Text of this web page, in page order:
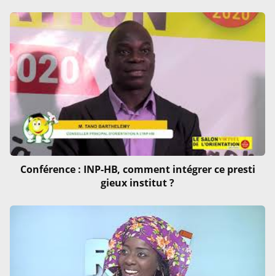
Conférence : INP-HB, comment intégrer ce presti
gieux institut ?